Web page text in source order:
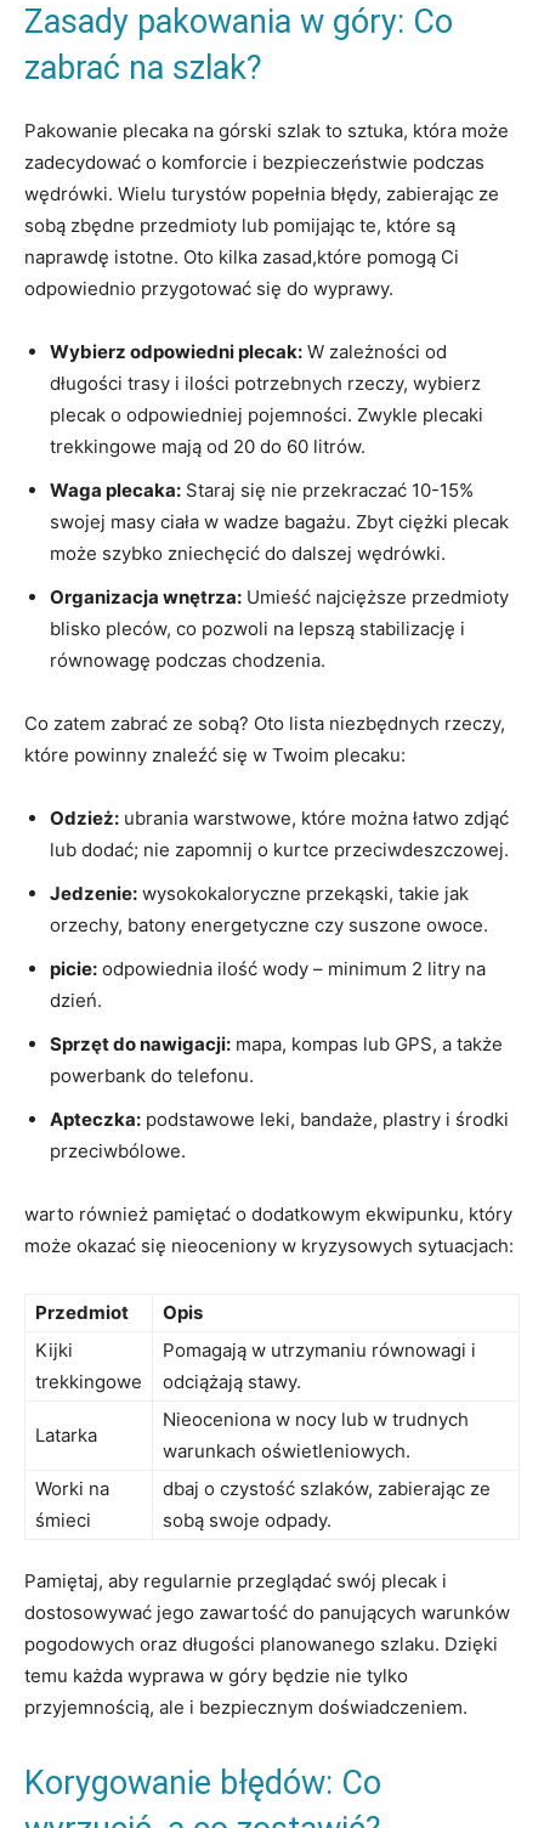
Zasady pakowania w góry: Co
zabrać na szlak?
Pakowanie plecaka na górski szlak to sztuka, która może
zadecydować o komforcie i bezpieczeństwie‍ podczas
wędrówki. Wielu turystów popełnia błędy, ⁣zabierając ze
sobą ​zbędne przedmioty lub pomijając te, które są
naprawdę istotne. Oto kilka zasad,które pomogą Ci
odpowiednio przygotować się do wyprawy.
Wybierz odpowiedni plecak: W zależności od
długości trasy i ilości potrzebnych rzeczy, wybierz
plecak o​ odpowiedniej pojemności. Zwykle plecaki
trekkingowe mają od 20 do 60 litrów.
Waga plecaka: Staraj się nie przekraczać‌ 10-15%
swojej masy ciała w wadze bagażu. Zbyt ciężki plecak
może szybko zniechęcić do ⁤dalszej wędrówki.
Organizacja wnętrza: Umieść najcięższe przedmioty
blisko pleców, co pozwoli na ⁢lepszą stabilizację i
równowagę podczas chodzenia.
Co ⁢zatem zabrać ‌ze sobą? Oto lista niezbędnych rzeczy,
które powinny znaleźć się w‌ Twoim plecaku:
Odzież: ubrania warstwowe, które można łatwo zdjąć
lub ‍dodać; nie zapomnij o kurtce przeciwdeszczowej.
Jedzenie: wysokokaloryczne przekąski, ​takie jak
orzechy, batony energetyczne czy suszone owoce.
picie: odpowiednia ilość ‍wody – minimum 2 litry na
dzień.
Sprzęt do nawigacji: mapa, kompas lub GPS, a także
powerbank do telefonu.
Apteczka: podstawowe leki, bandaże, plastry i środki
przeciwbólowe.
warto również pamiętać o dodatkowym ekwipunku, który
może okazać się nieoceniony w kryzysowych sytuacjach:
Przedmiot
Opis
Kijki
trekkingowe
Pomagają w utrzymaniu⁣ równowagi i
odciążają stawy.
Latarka
Nieoceniona w nocy lub w trudnych
warunkach oświetleniowych.
Worki na
śmieci
dbaj o czystość szlaków, zabierając ze
sobą swoje odpady.
Pamiętaj, ⁢aby regularnie przeglądać swój plecak i ​
dostosowywać jego zawartość do panujących ⁤warunków
pogodowych oraz ‍długości planowanego szlaku. Dzięki
temu każda wyprawa w góry będzie nie tylko
⁤przyjemnością, ale i bezpiecznym doświadczeniem.
Korygowanie błędów: Co